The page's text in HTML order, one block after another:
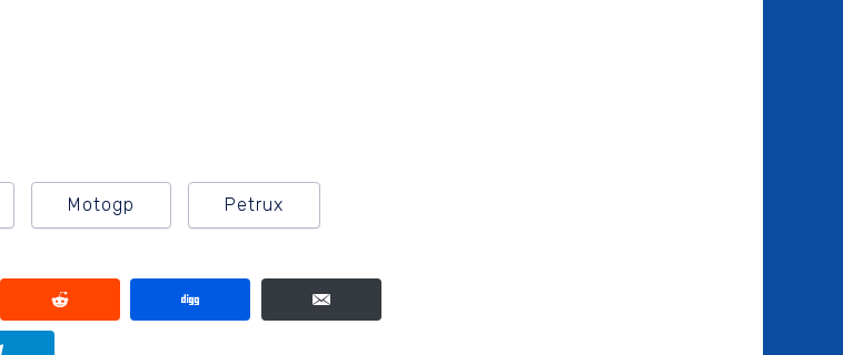
Motogp Petrux